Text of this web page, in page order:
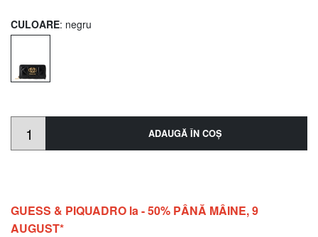
CULOARE: negru
ADAUGĂ ÎN COŞ
GUESS & PIQUADRO la - 50% PÂNĂ MÂINE, 9
AUGUST*